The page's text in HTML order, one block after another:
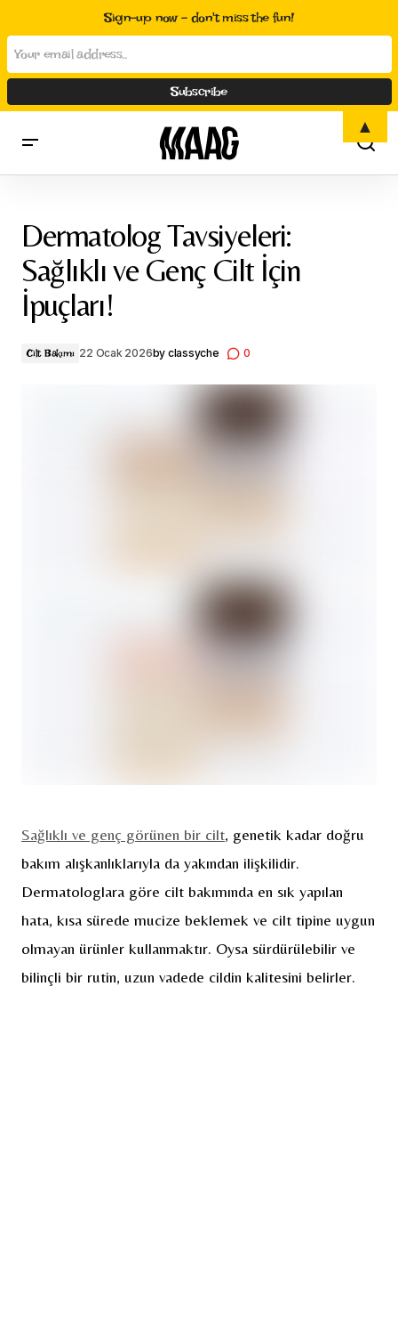
Dermatolog Tavsiyeleri:
Sağlıklı ve Genç Cilt İçin
İpuçları!
Cilt Bakımı 22 Ocak 2026by classyche 0
Sağlıklı ve genç görünen bir cilt, genetik kadar doğru
bakım alışkanlıklarıyla da yakından ilişkilidir.
Dermatologlara göre cilt bakımında en sık yapılan
hata, kısa sürede mucize beklemek ve cilt tipine uygun
olmayan ürünler kullanmaktır. Oysa sürdürülebilir ve
bilinçli bir rutin, uzun vadede cildin kalitesini belirler.
Sign-up now - don't miss the fun!
▲